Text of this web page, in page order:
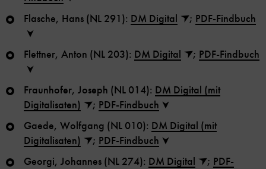
Flasche, Hans (NL 291): DM Digital ; PDF-Findbuch
Flettner, Anton (NL 203): DM Digital ; PDF-Findbuch
Fraunhofer, Joseph (NL 014): DM Digital (mit
Digitalisaten)
; PDF-Findbuch
Gaede, Wolfgang (NL 010): DM Digital (mit
Digitalisaten)
; PDF-Findbuch
Georgi, Johannes (NL 274): DM Digital ; PDF-